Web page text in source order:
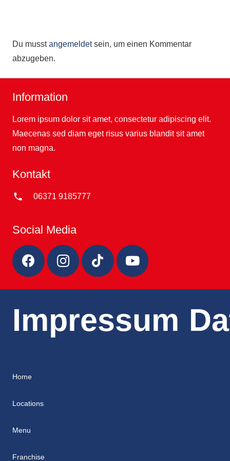
Du musstangemeldetsein, um einen Kommentar
abzugeben.
Information
Lorem ipsum dolor sit amet, consectetur adipiscing elit.
Maecenas sed diam eget risus varius blandit sit amet
non magna.
Kontakt
phone 06371 9185777
Social Media
Impressum
Home
Locations
Menu
Franchise